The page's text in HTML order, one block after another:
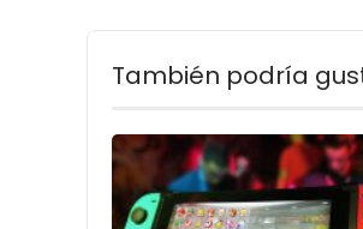
También podría